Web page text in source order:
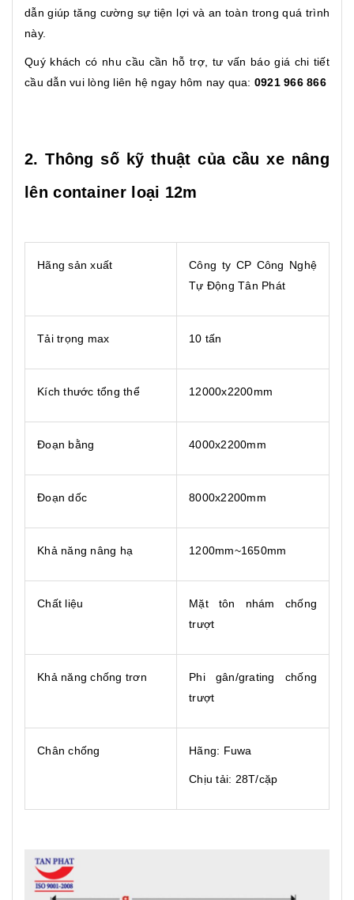
dẫn giúp tăng cường sự tiện lợi và an toàn trong quá trình
này.
Quý khách có nhu cầu cần hỗ trợ, tư vấn báo giá chi tiết
cầu dẫn vui lòng liên hệ ngay hôm nay qua: 0921 966 866
2. Thông số kỹ thuật của cầu xe nâng
lên container loại 12m
Hãng sản xuất
Công ty CP Công Nghệ
Tự Động Tân Phát
Tải trọng max 10 tấn
Kích thước tổng thể 12000x2200mm
Đoạn bằng 4000x2200mm
Đoạn dốc 8000x2200mm
Khả năng nâng hạ 1200mm~1650mm
Chất liệu
Mặt tôn nhám chống
trượt
Khả năng chống trơn
Phi gân/grating chống
trượt
Chân chống Hãng: Fuwa
Chịu tải: 28T/cặp